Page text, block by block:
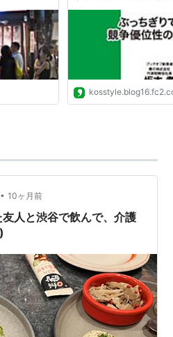
• 10ヶ月前
人と渋谷で飲んで、介護